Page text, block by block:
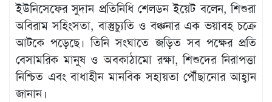
ইউনিসেফের সুদান প্রতিনিধি শেলডন ইয়েট বলেন, শিশুরা
অবিরাম সহিংসতা, বাস্তুচ্যুতি ও বঞ্চনার এক ভয়াবহ চক্রে
আটকে পড়েছে। তিনি সংঘাতে জড়িত সব পক্ষের প্রতি
বেসামরিক মানুষ ও অবকাঠামো রক্ষা, শিশুদের নিরাপত্তা
নিশ্চিত এবং বাধাহীন মানবিক সহায়তা পৌঁছানোর আহ্বান
জানান।